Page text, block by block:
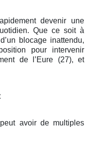
devenir une
Que ce soit à
blocage inattendu,
pour intervenir
de l’Eure (27), et
avoir de multiples